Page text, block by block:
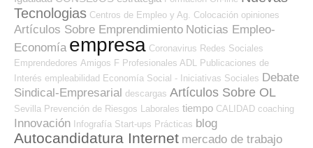
Tecnologias Centros de Empleo y Ag. Colocación opiniones
Artículos Sobre Emprendimiento Noticias Empleo-
Economía empresa Coronavirus Redes Sociales
Emprendedores Amigos F Profesionales ADL Publicaciones de
Interés empleabilidad Economía Social - Iniciativas Sociales Debate
Sindical-Empresarial descargas Artículos Sobre OL
Sevilla Prevención de Riesgos Laborales tiempo CALIDAD coaching
Innovación Infografía Start-ups Prácticas blog
Autocandidatura Internet mercado de trabajo